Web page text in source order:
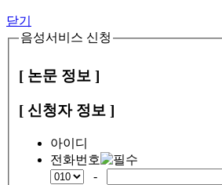
닫기
음성서비스 신청
[ 논문 정보 ]
[ 신청자 정보 ]
아이디
전화번호
-